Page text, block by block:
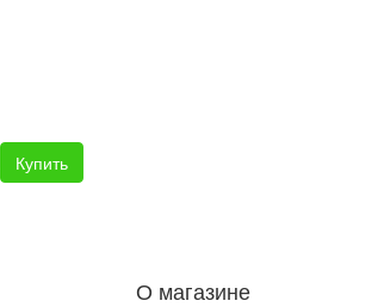
Купить
О магазине